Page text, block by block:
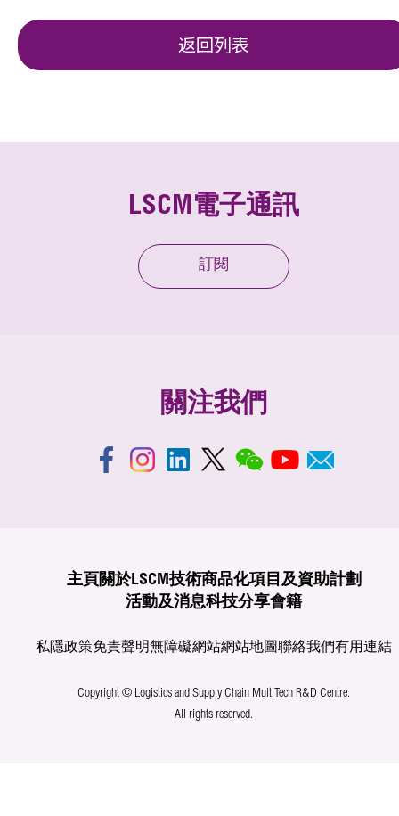
返回列表
LSCM電子通訊
訂閱
關注我們
主頁 關於LSCM技術商品化項目及資助計劃
活動及消息科技分享會籍
私隱政策免責聲明無障礙網站網站地圖聯絡我們有用連結
Copyright © Logistics and Supply Chain MultiTech R&D Centre.
All rights reserved.